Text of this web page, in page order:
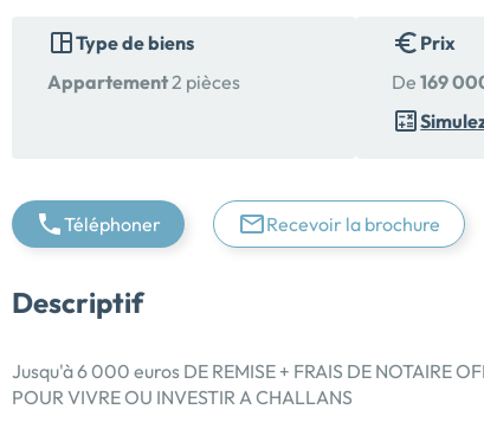
Type de biens
Appartement 2 pièces
Prix
De169
Téléphoner Recevoir la brochure
Descriptif
Jusqu'à 6 000 euros DE REMISE + FRAIS DE NOTAIRE
POUR VIVRE OU INVESTIR A CHALLANS